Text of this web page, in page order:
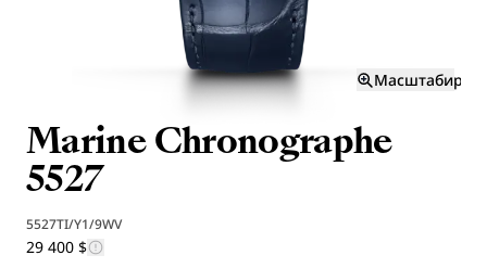
Marine Chronographe
5527
5527TI/Y1/9WV
29 400 $